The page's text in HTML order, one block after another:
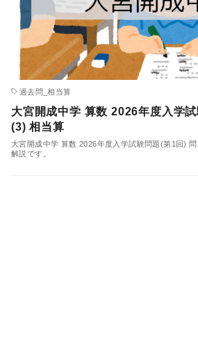
過去問_相当算
大宮開成中学 算数 2026年度入学
(3) 相当算
大宮開成中学 算数 2026年度入学試験問題(第1回)
解説です。